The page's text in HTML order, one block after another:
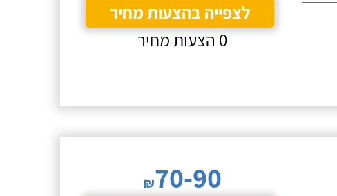
לצפייה בהצעות מחיר
0 הצעות מחיר
₪70-90